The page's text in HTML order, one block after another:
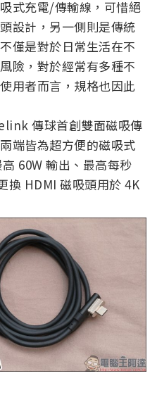
式充電/傳輸線，可惜絕
設計，另一側則是傳統
僅是對於日常生活在不
險，對於經常有多種不
用者而言，規格也因此
傳球首創雙面磁吸傳
端皆為超方便的磁吸式
60W 輸出、最高每秒
換 HDMI 磁吸頭用於 4K